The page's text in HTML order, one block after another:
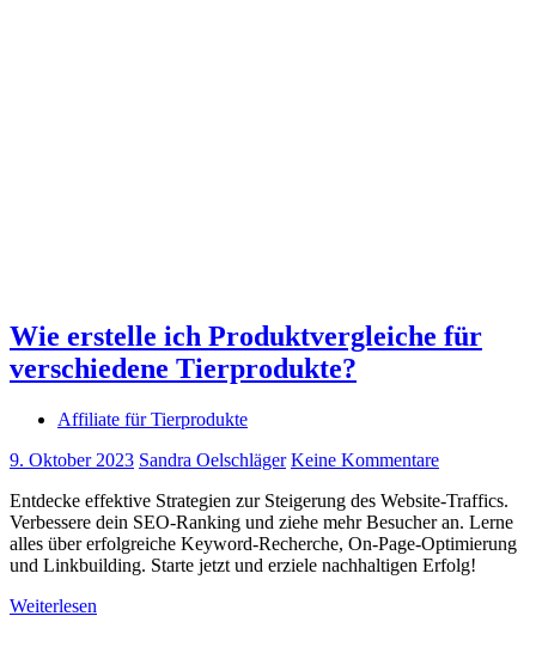
Wie erstelle ich Produktvergleiche für
verschiedene Tierprodukte?
Affiliate für Tierprodukte
9. Oktober 2023 Sandra Oelschläger Keine Kommentare
Entdecke effektive Strategien zur Steigerung des Website-Traffics.
Verbessere dein SEO-Ranking und ziehe mehr Besucher an. Lerne
alles über erfolgreiche Keyword-Recherche, On-Page-Optimierung
und Linkbuilding. Starte jetzt und erziele nachhaltigen Erfolg!
Weiterlesen